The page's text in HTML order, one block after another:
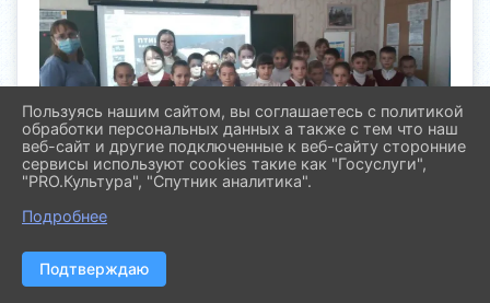
Пользуясь нашим сайтом, вы соглашаетесь с политикой
обработки персональных данных а также с тем что наш
веб-сайт и другие подключенные к веб-сайту сторонние
сервисы используют cookies такие как "Госуслуги",
"PRO.Культура", "Спутник аналитика".
Подробнее
Подтверждаю